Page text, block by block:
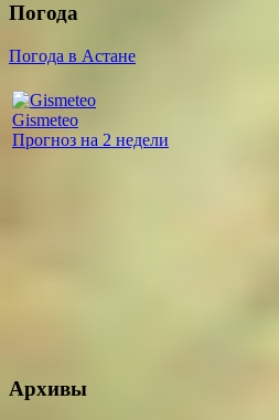
Погода
Погода в Астане
Gismeteo
Прогноз на 2 недели
Архивы